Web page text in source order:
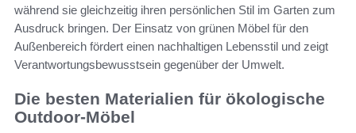
während sie gleichzeitig ihren persönlichen Stil im Garten zum
Ausdruck bringen. Der Einsatz von grünen Möbel für den
Außenbereich fördert einen nachhaltigen Lebensstil und zeigt
Verantwortungsbewusstsein gegenüber der Umwelt.
Die besten Materialien für ökologische
Outdoor-Möbel